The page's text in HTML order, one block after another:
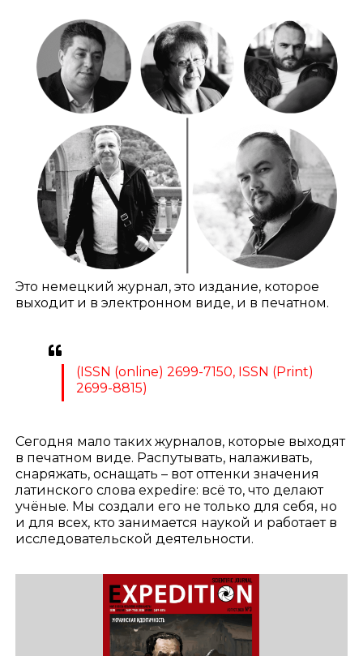
Это немецкий журнал, это издание, которое
выходит и в электронном виде, и в печатном.
(ISSN (online) 2699-7150, ISSN (Print)
2699-8815)
Сегодня мало таких журналов, которые выходят
в печатном виде. Распутывать, налаживать,
снаряжать, оснащать – вот оттенки значения
латинского слова expedire: всё то, что делают
учёные. Мы создали его не только для себя, но
и для всех, кто занимается наукой и работает в
исследовательской деятельности.